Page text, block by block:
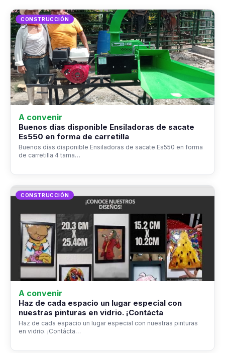
CONSTRUCCIÓN
A convenir
Buenos días disponible Ensiladoras de sacate
Es550 en forma de carretilla
Buenos días disponible Ensiladoras de sacate Es550 en forma
de carretilla 4 tama…
CONSTRUCCIÓN
A convenir
Haz de cada espacio un lugar especial con
nuestras pinturas en vidrio. ¡Contácta
Haz de cada espacio un lugar especial con nuestras pinturas
en vidrio. ¡Contácta…